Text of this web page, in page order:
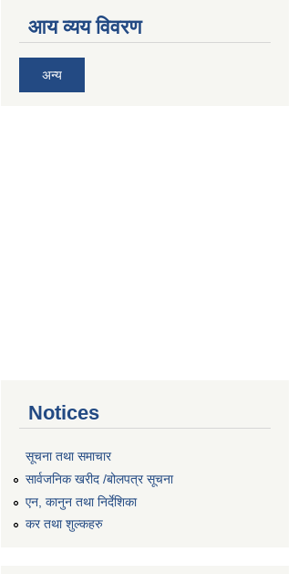
आय व्यय विवरण
अन्य
Notices
सूचना तथा समाचार
सार्वजनिक खरीद /बोलपत्र सूचना
एन, कानुन तथा निर्देशिका
कर तथा शुल्कहरु